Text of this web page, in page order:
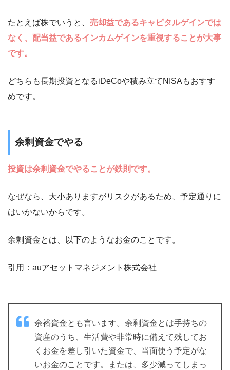
たとえば株でいうと、 売却益であるキャピタルゲインでは
なく、配当益であるインカムゲインを重視することが大事
です。
どちらも長期投資となるiDeCoや積み立てNISAもおすす
めです。
余剰資金でやる
投資は余剰資金でやることが鉄則です。
なぜなら、大小ありますがリスクがあるため、予定通りに
はいかないからです。
余剰資金とは、以下のようなお金のことです。
引用：auアセットマネジメント株式会社
余裕資金とも言います。余剰資金とは手持ちの
資産のうち、生活費や非常時に備えて残してお
くお金を差し引いた資金で、当面使う予定がな
いお金のことです。または、多少減ってしまっ